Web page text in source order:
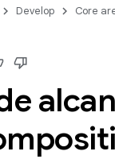
Develop Core